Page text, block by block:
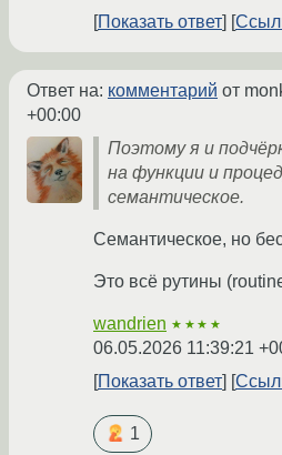
Показать ответ
Ответ на: комментарий от
+00:00
Поэтому я и
на функции и
семантическое.
Семантическое, но
Это всё рутины
wandrien ★★★★
06.05.2026 11:39:21
Показать ответ
1